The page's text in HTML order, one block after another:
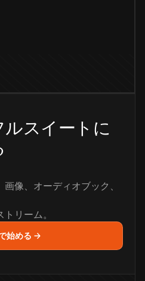
ルスイートに
像、オーディオブック、
リーム。
始める →